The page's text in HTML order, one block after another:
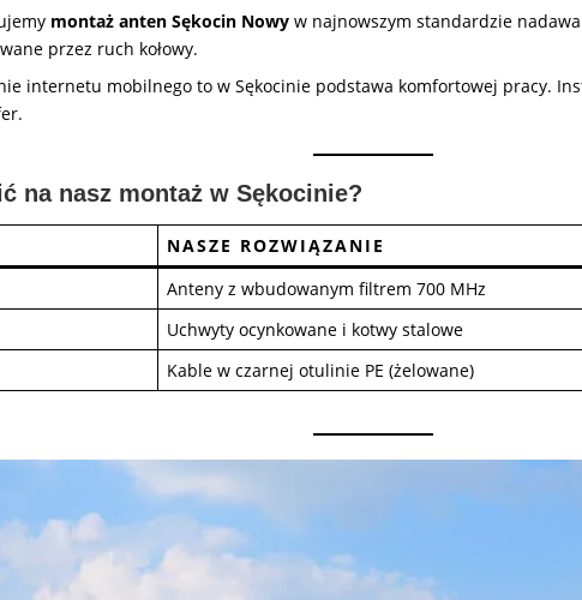
montaż anten Sękocin Nowy w najnowszym standardzie
przez ruch kołowy.
internetu mobilnego to w Sękocinie podstawa komfortowej pracy.
na nasz montaż w Sękocinie?
NASZE ROZWIĄZANIE
Anteny z wbudowanym filtrem 700 MHz
Uchwyty ocynkowane i kotwy stalowe
Kable w czarnej otulinie PE (żelowane)